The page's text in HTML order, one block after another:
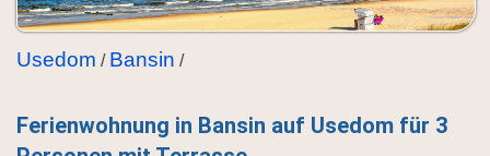
Usedom / Bansin /
Ferienwohnung in Bansin auf Usedom für 3